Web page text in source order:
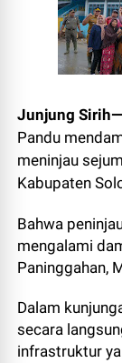
Junjung
Pandu
meninjau
Kabupaten
Bahwa
mengalami
Paninggahan,
Dalam
secara
infrastruktur